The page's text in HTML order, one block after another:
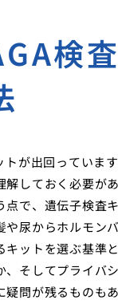
検
が出回っていま
しておく必要が
点で、遺伝子検
や尿からホルモン
ットを選ぶ基準
そしてプライバ
問が残るものも